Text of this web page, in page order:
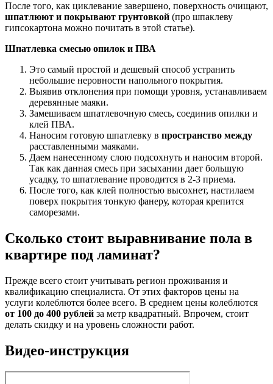
После того, как циклевание завершено, поверхность очищают,
шпатлюют и покрывают грунтовкой (про шпаклеву
гипсокартона можно почитать в этой статье).
Шпатлевка смесью опилок и ПВА
Это самый простой и дешевый способ устранить
небольшие неровности напольного покрытия.
Выявив отклонения при помощи уровня, устанавливаем
деревянные маяки.
Замешиваем шпатлевочную смесь, соединив опилки и
клей ПВА.
Наносим готовую шпатлевку в пространство между
расставленными маяками.
Даем нанесенному слою подсохнуть и наносим второй.
Так как данная смесь при засыхании дает большую
усадку, то шпатлевание проводится в 2-3 приема.
После того, как клей полностью высохнет, настилаем
поверх покрытия тонкую фанеру, которая крепится
саморезами.
Сколько стоит выравнивание пола в
квартире под ламинат?
Прежде всего стоит учитывать регион проживания и
квалификацию специалиста. От этих факторов цены на
услуги колеблются более всего. В среднем цены колеблются
от 100 до 400 рублей за метр квадратный. Впрочем, стоит
делать скидку и на уровень сложности работ.
Видео-инструкция